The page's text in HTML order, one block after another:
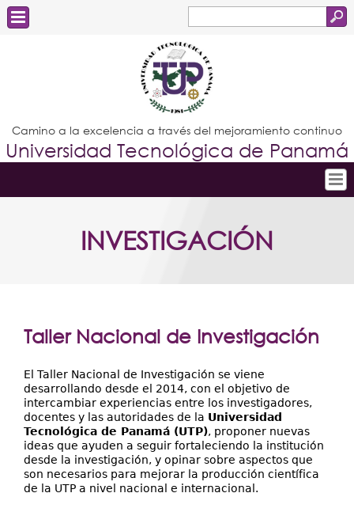
de
búsqueda
Estudiantes
Docentes
Administrativos
Graduados
Camino a la excelencia a través del mejoramiento continuo
Universidad Tecnológica de Panamá
Conoce la UTP
Postgrados
Facultades
Centros Regionales
Servicios
Internacional
INVESTIGACIÓN
Taller Nacional de Investigación
El Taller Nacional de Investigación se viene
desarrollando desde el 2014, con el objetivo de
intercambiar experiencias entre los investigadores,
docentes y las autoridades de la Universidad
Tecnológica de Panamá (UTP), proponer nuevas
ideas que ayuden a seguir fortaleciendo la institución
desde la investigación, y opinar sobre aspectos que
son necesarios para mejorar la producción científica
de la UTP a nivel nacional e internacional.